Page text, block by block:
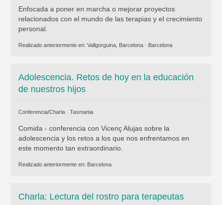
Enfocada a poner en marcha o mejorar proyectos
relacionados con el mundo de las terapias y el crecimiento
personal.
Realizado anteriormente en: Vallgorguina, Barcelona· Barcelona
Adolescencia. Retos de hoy en la educación
de nuestros hijos
Conferencia/Charla · Tasmania
Comida - conferencia con Vicenç Alujas sobre la
adolescencia y los retos a los que nos enfrentamos en
este momento tan extraordinario.
Realizado anteriormente en: Barcelona
Charla: Lectura del rostro para terapeutas